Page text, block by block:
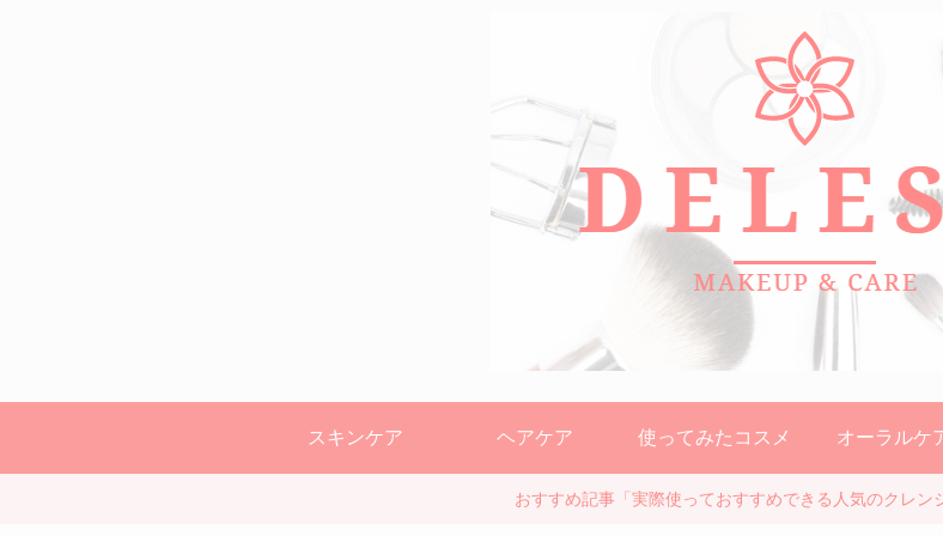
スキンケア ヘアケア 使ってみたコスメ オーラルケ
おすすめ記事「実際使っておすすめできる人気のクレン